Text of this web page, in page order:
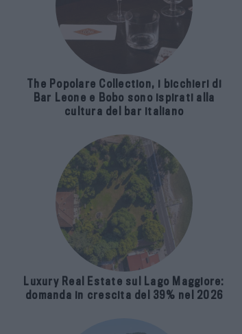
The Popolare Collection, i bicchieri di
Bar Leone e Bobo sono ispirati alla
cultura del bar italiano
Luxury Real Estate sul Lago Maggiore:
domanda in crescita del 39% nel 2026